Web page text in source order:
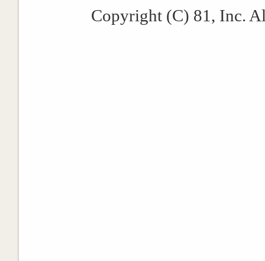
Copyright (C) 81, Inc.